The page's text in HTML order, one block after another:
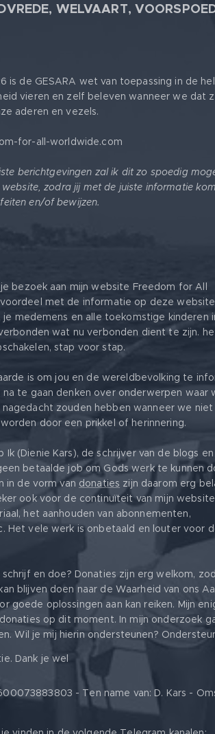
WELVAART,
is de GESARA wet van toepassing in de
vieren en zelf beleven wanneer we dat
aderen en vezels.
for-all-worldwide.com
berichtgevingen zal ik dit zo spoedig
zodra jij met de juiste informatie
en/of bewijzen.
bezoek aan mijn website Freedom for All ❤️
met de informatie op deze
je medemens en alle toekomstige kinderen
wat nu verbonden dient te zijn.
stap voor stap.
is om jou en de wereldbevolking te
te gaan denken over onderwerpen waar
zouden hebben wanneer we
door een prikkel of herinnering.
(Dienie Kars), de schrijver van de blogs
betaalde job om Gods werk te kunnen
in de vorm van donaties zijn daarom erg
ook voor de continuïteit van mijn
het aanhouden van abonnementen,
Het vele werk is onbetaald en louter voor
en doe? Donaties zijn erg welkom,
blijven doen naar de Waarheid van ons
goede oplossingen aan kan reiken. Mijn
op dit moment. In mijn onderzoek
Wil je mij hierin ondersteunen?
Dank je wel
❤️
- Ten name van: D. Kars -